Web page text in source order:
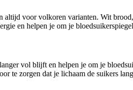
altijd voor volkoren varianten. Wit
en helpen je om je
vol blijft en helpen je om je
te zorgen dat je lichaam de suikers